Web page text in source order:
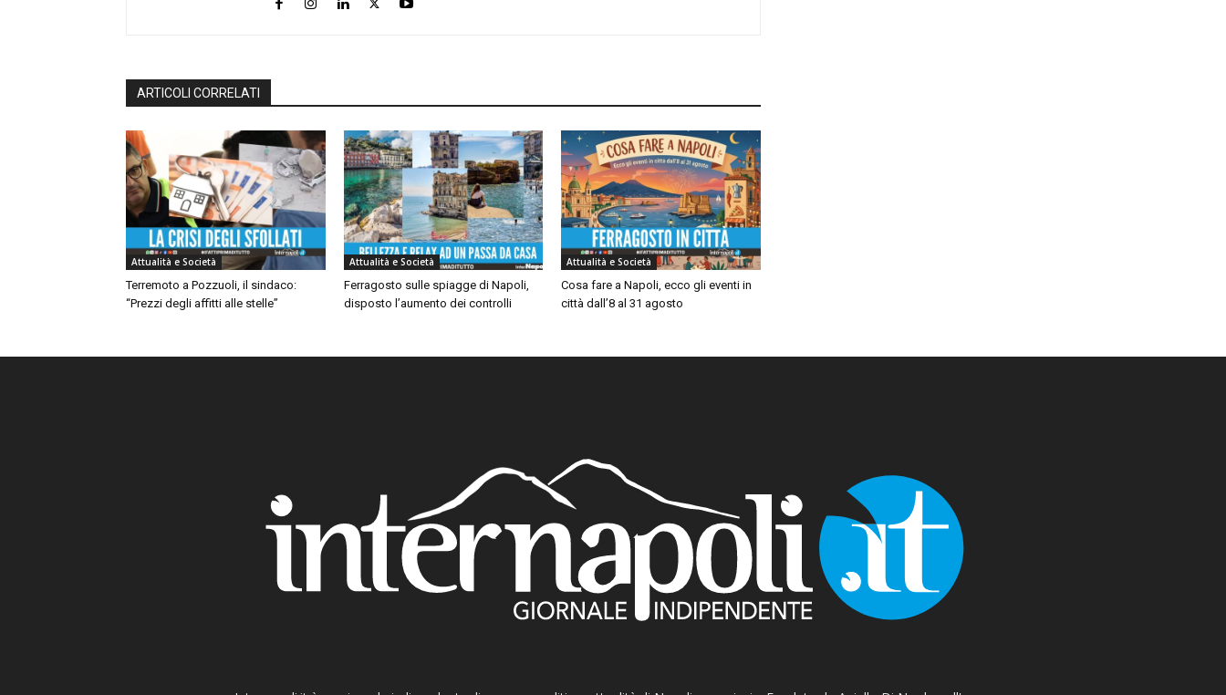
ARTICOLI CORRELATI
Attualità e Società
Terremoto a Pozzuoli, il sindaco:
“Prezzi degli affitti alle stelle”
Attualità e Società
Ferragosto sulle spiagge di Napoli,
disposto l’aumento dei controlli
Attualità e Società
Cosa fare a Napoli, ecco gli eventi in
città dall’8 al 31 agosto